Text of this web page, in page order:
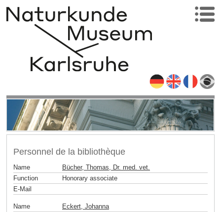
Personnel de la bibliothèque
Name
Bücher, Thomas, Dr. med. vet.
Function
Honorary associate
E-Mail
Name
Eckert, Johanna